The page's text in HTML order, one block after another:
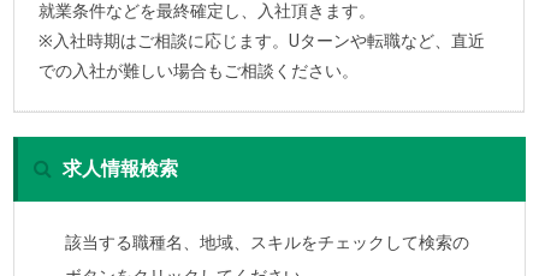
就業条件などを最終確定し、入社頂きます。
※入社時期はご相談に応じます。Uターンや転職など、直近
での入社が難しい場合もご相談ください。
求人情報検索
該当する職種名、地域、スキルをチェックして検索の